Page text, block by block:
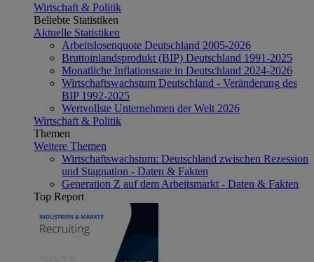
Wirtschaft & Politik
Beliebte Statistiken
Aktuelle Statistiken
Arbeitslosenquote Deutschland 2005-2026
Bruttoinlandsprodukt (BIP) Deutschland 1991-2025
Monatliche Inflationsrate in Deutschland 2024-2026
Wirtschaftswachstum Deutschland - Veränderung des
BIP 1992-2025
Wertvollste Unternehmen der Welt 2026
Wirtschaft & Politik
Themen
Weitere Themen
Wirtschaftswachstum: Deutschland zwischen Rezession
und Stagnation - Daten & Fakten
Generation Z auf dem Arbeitsmarkt - Daten & Fakten
Top Report